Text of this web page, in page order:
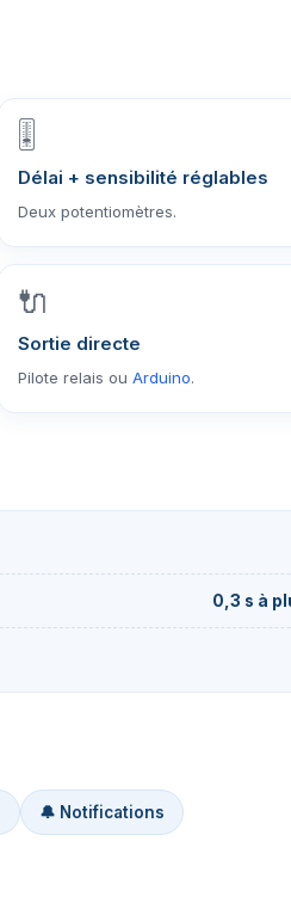
🎚️
Délai + sensibilité réglables
Deux potentiomètres.
🔌
Sortie directe
Pilote relais ouArduino.
0,3 s à
🔔 Notifications